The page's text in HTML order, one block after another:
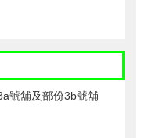
號舖及部份3b號舖